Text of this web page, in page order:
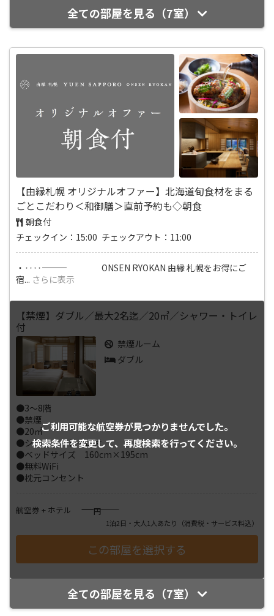
全ての部屋を見る（7室）
【由縁札幌 オリジナルオファー】北海道旬食材をまる
ごとこだわり＜和御膳＞直前予約も◇朝食
朝食付
チェックイン：15:00 チェックアウト：11:00
・‥‥―――――――――――――――――――――――――――――――――――― ONSEN RYOKAN 由縁 札幌をお得にご
宿... さらに表示
ご利用可能な航空券が見つかりませんでした。
検索条件を変更して、 再度検索を行ってください。
【禁煙】ダブル／最大2名迄／20㎡／シャワー・トイレ
付
禁煙ルーム
ダブル
●3～8階
●禁煙
●20㎡
●シャワー・トイレ付
●ベッドサイズ 160cm×195cm
●無料WiFi
●枕元コンセント
航空券 + ホテル ――――円
1泊2日・大人1人あたり （消費税・サービス料込）
全ての部屋を見る（7室）